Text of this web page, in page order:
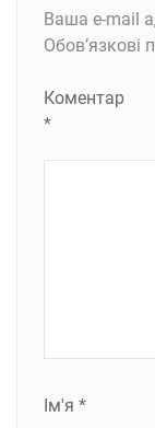
Ваша e-mail
Обов’язкові
Коментар
*
Ім'я *